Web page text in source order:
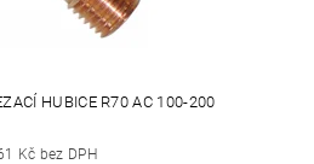
HUBICE R70 AC 100-200
Kč bez DPH